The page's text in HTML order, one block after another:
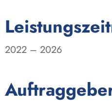
2022 – 2026